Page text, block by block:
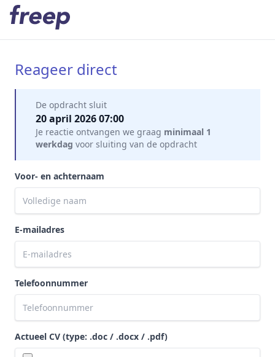
Mijn gegevens
Reageer direct
De opdracht sluit
20 april 2026 07:00
Je reactie ontvangen we graag minimaal 1
werkdag voor sluiting van de opdracht
Voor- en achternaam
E-mailadres
Telefoonnummer
Actueel CV (type: .doc / .docx / .pdf)